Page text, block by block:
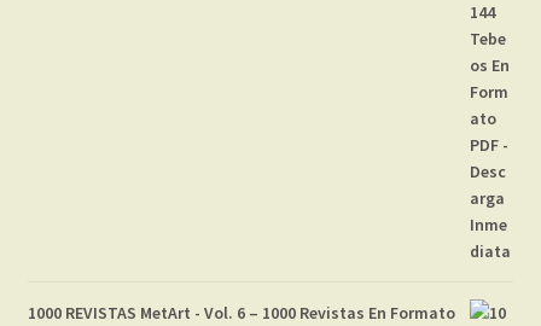
1000 REVISTAS MetArt - Vol. 6 – 1000 Revistas En Formato